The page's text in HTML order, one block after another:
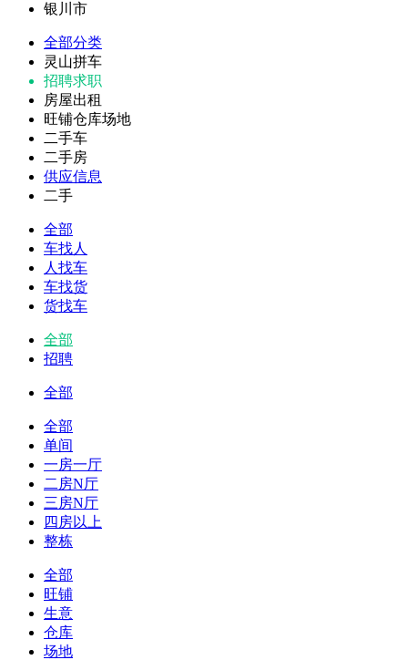
银川市
全部分类
灵山拼车
招聘求职
房屋出租
旺铺仓库场地
二手车
二手房
供应信息
二手
全部
车找人
人找车
车找货
货找车
全部
招聘
全部
全部
单间
一房一厅
二房N厅
三房N厅
四房以上
整栋
全部
旺铺
生意
仓库
场地